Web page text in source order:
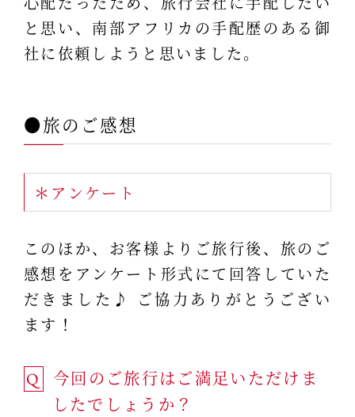
と思い、南部アフリカの手配歴のある御
社に依頼しようと思いました。
●旅のご感想
＊アンケート
このほか、お客様よりご旅行後、旅のご
感想をアンケート形式にて回答していた
だきました♪ ご協力ありがとうござい
ます！
Q
今回のご旅行はご満足いただけま
したでしょうか？